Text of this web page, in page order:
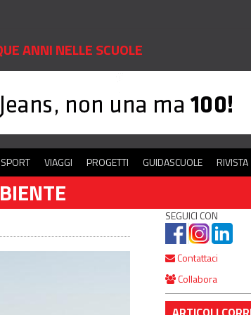
ANNI NELLE SCUOLE
SPORT VIAGGI PROGETTI GUIDASCUOLE RIVISTA
SEGUICI CON
Contattaci
Collabora